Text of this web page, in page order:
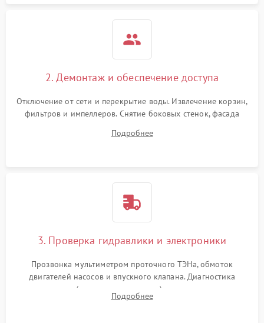
2. Демонтаж и обеспечение доступа
Отключение от сети и перекрытие воды. Извлечение корзин,
фильтров и импеллеров. Снятие боковых стенок, фасада
циркуляционному насосу, ТЭНу и сливной помпе.
Подробнее
3. Проверка гидравлики и электроники
Прозвонка мультиметром проточного ТЭНа, обмоток
двигателей насосов и впускного клапана. Диагностика
прессостата (датчика уровня воды), датчика мутности,
концевика дверцы и электронного модуля управления.
Подробнее